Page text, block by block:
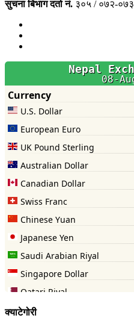
सुचना बिभाग दर्ता नं. ३०५ / ०७२-०७३
क्याटेगोरी